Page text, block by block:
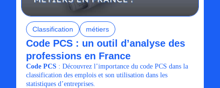
Classification métiers
Code PCS : un outil d’analyse des
professions en France
Code PCS : Découvrez l’importance du code PCS dans la
classification des emplois et son utilisation dans les
statistiques d’entreprises.